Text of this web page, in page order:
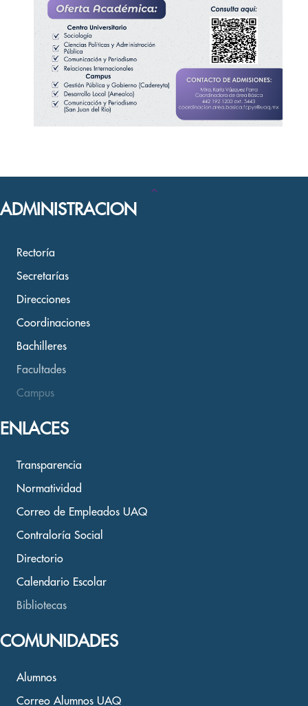
ADMINISTRACION
Rectoría
Secretarías
Direcciones
Coordinaciones
Bachilleres
Facultades
Campus
ENLACES
Transparencia
Normatividad
Correo de Empleados UAQ
Contraloría Social
Directorio
Calendario Escolar
Bibliotecas
COMUNIDADES
Alumnos
Correo Alumnos UAQ